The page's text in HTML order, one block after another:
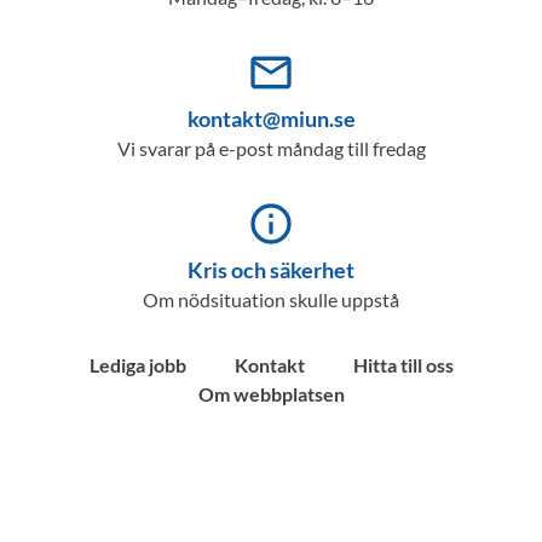
mail_outline
kontakt@miun.se
Vi svarar på e-post måndag till fredag
info_outline
Kris och säkerhet
Om nödsituation skulle uppstå
Lediga jobb Kontakt
Hitta till oss
Om webbplatsen